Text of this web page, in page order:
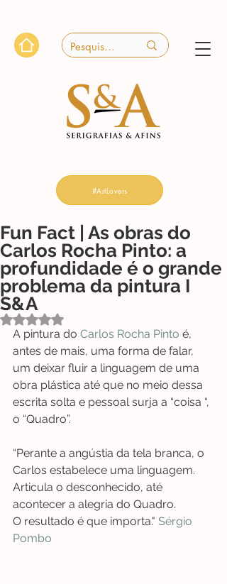
#ArtLovers
Fun Fact | As obras do
Carlos Rocha Pinto: a
profundidade é o grande
problema da pintura I
S&A
Avaliado com NaN de 5 estrelas.
A pintura do Carlos Rocha Pinto é,
antes de mais, uma forma de falar,
um deixar fluir a linguagem de uma
obra plástica até que no meio dessa
escrita solta e pessoal surja a “coisa “,
o “Quadro”.
“Perante a angústia da tela branca, o
Carlos estabelece uma linguagem.
Articula o desconhecido, até
acontecer a alegria do Quadro.
O resultado é que importa." Sérgio
Pombo